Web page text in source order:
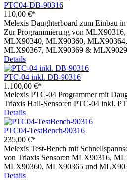
PTC04-DB-90316
110,00 €*
Melexis Daughterboard zum Einbau
Zur Programmierung von
MLX90340, MLX90360,
MLX90367, MLX90369 &
Details
PTC-04 inkl. DB-90316
1.100,00 €*
Melexis PTC-04 Programmer mit
Triaxis Hall-Sensoren PTC-04 inkl.
Details
PTC04-TestBench-90316
235,00 €*
Melexis Test-Bench mit
von Triaxis Sensoren MLX90316,
MLX90360, MLX90365 und
Details